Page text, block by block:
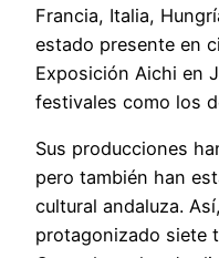
Francia, Italia,
estado presente en
Exposición Aichi en
festivales como los
Sus producciones
pero también han
cultural andaluza.
protagonizado siete